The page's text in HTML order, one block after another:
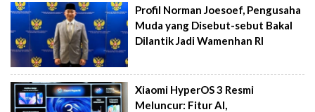
Profil Norman Joesoef, Pengusaha
Muda yang Disebut-sebut Bakal
Dilantik Jadi Wamenhan RI
Xiaomi HyperOS 3 Resmi
Meluncur: Fitur AI,